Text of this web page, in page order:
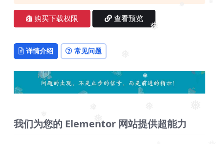
❅
❅
❅
❅
❅
购买下载权限 查看预览
详情介绍 常见问题
我们为您的 Elementor 网站提供超能力